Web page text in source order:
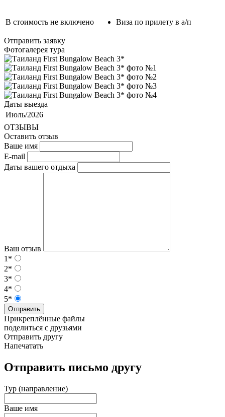
В стоимость не включено Виза по прилету в а/п
Отправить заявку
Фотогалерея тура
Даты выезда
Июль/2026
ОТЗЫВЫ
Оставить отзыв
Ваше имя
E-mail
Даты вашего отдыха
Ваш отзыв
1*
2*
3*
4*
5*
Отправить
Прикреплённые файлы
поделиться с друзьями
Отправить другу
Напечатать
Отправить письмо другу
Тур (направление)
Ваше имя